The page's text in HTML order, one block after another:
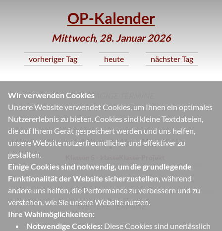
Wir verwenden Cookies
Unsere Website verwendet Cookies, um Ihnen ein optimales
Nutzererlebnis zu bieten. Cookies sind kleine Textdateien,
die auf Ihrem Gerät gespeichert werden und uns helfen,
unsere Website nutzerfreundlicher und effektiver zu
gestalten.
Einige Cookies sind notwendig, um die grundlegende
Funktionalität der Website sicherzustellen, während
andere uns helfen, die Performance zu verbessern und zu
verstehen, wie Sie unsere Website nutzen.
Ihre Wahlmöglichkeiten:
Notwendige Cookies: Diese Cookies sind unerlässlich
OP-Kalender
Mittwoch, 28. Januar 2026
vorheriger Tag heute nächster Tag
GANZTÄGIGE TERMINE
WEITERE TERMINE